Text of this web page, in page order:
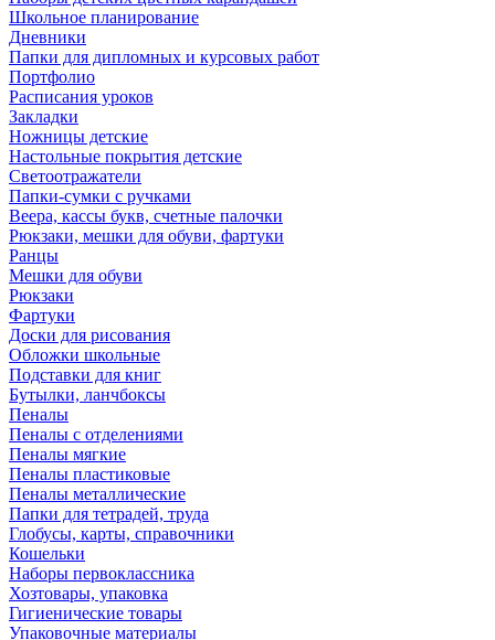
Школьное планирование
Дневники
Папки для дипломных и курсовых работ
Портфолио
Расписания уроков
Закладки
Ножницы детские
Настольные покрытия детские
Светоотражатели
Папки-сумки с ручками
Веера, кассы букв, счетные палочки
Рюкзаки, мешки для обуви, фартуки
Ранцы
Мешки для обуви
Рюкзаки
Фартуки
Доски для рисования
Обложки школьные
Подставки для книг
Бутылки, ланчбоксы
Пеналы
Пеналы с отделениями
Пеналы мягкие
Пеналы пластиковые
Пеналы металлические
Папки для тетрадей, труда
Глобусы, карты, справочники
Кошельки
Наборы первоклассника
Хозтовары, упаковка
Гигиенические товары
Упаковочные материалы